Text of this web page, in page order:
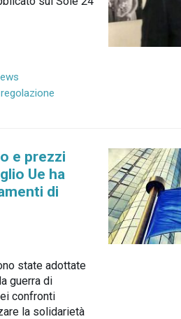
regolazione
e prezzi
Ue ha
di
state adottate
guerra di
confronti
la solidarietà